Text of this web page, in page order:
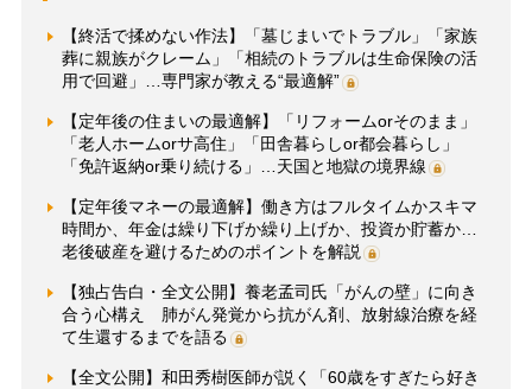
【終活で揉めない作法】「墓じまいでトラブル」「家族
葬に親族がクレーム」「相続のトラブルは生命保険の活
用で回避」…専門家が教える“最適解”
【定年後の住まいの最適解】「リフォームorそのまま」
「老人ホームorサ高住」「田舎暮らしor都会暮らし」
「免許返納or乗り続ける」…天国と地獄の境界線
【定年後マネーの最適解】働き方はフルタイムかスキマ
時間か、年金は繰り下げか繰り上げか、投資か貯蓄か…
老後破産を避けるためのポイントを解説
【独占告白・全文公開】養老孟司氏「がんの壁」に向き
合う心構え 肺がん発覚から抗がん剤、放射線治療を経
て生還するまでを語る
【全文公開】和田秀樹医師が説く「60歳をすぎたら好き